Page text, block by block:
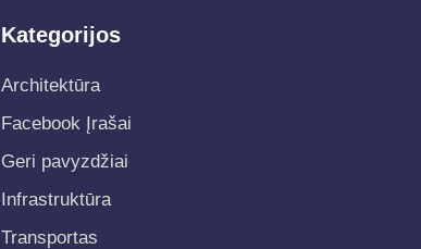
Kategorijos
Architektūra
Facebook Įrašai
Geri pavyzdžiai
Infrastruktūra
Transportas